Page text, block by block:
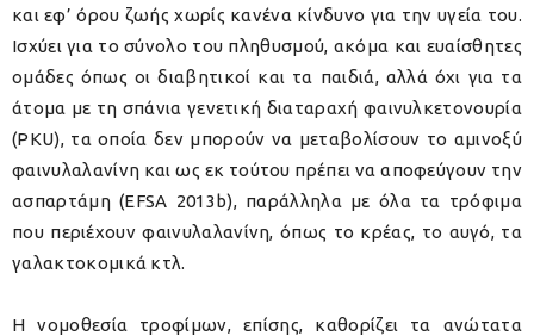
και εφ’ όρου ζωής χωρίς κανένα κίνδυνο για την υγεία του.
Ισχύει για το σύνολο του πληθυσμού, ακόμα και ευαίσθητες
ομάδες όπως οι διαβητικοί και τα παιδιά, αλλά όχι για τα
άτομα με τη σπάνια γενετική διαταραχή φαινυλκετονουρία
(PKU), τα οποία δεν μπορούν να μεταβολίσουν το αμινοξύ
φαινυλαλανίνη και ως εκ τούτου πρέπει να αποφεύγουν την
ασπαρτάμη (EFSA 2013b), παράλληλα με όλα τα τρόφιμα
που περιέχουν φαινυλαλανίνη, όπως το κρέας, το αυγό, τα
γαλακτοκομικά κτλ.
Η νομοθεσία τροφίμων, επίσης, καθορίζει τα ανώτατα